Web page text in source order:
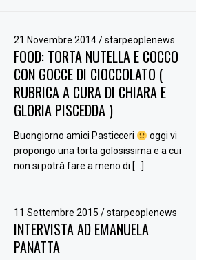
21 Novembre 2014/ starpeoplenews
FOOD: TORTA NUTELLA E COCCO
CON GOCCE DI CIOCCOLATO (
RUBRICA A CURA DI CHIARA E
GLORIA PISCEDDA )
Buongiorno amici Pasticceri
oggi vi
propongo una torta golosissima e a cui
non si potrà fare a meno di […]
11 Settembre 2015/ starpeoplenews
INTERVISTA AD EMANUELA
PANATTA